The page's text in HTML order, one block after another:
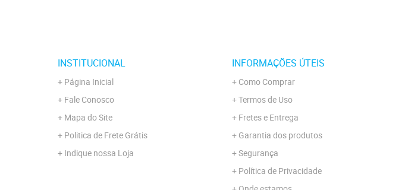
INSTITUCIONAL
Página Inicial
Fale Conosco
Mapa do Site
Politica de Frete Grátis
Indique nossa Loja
INFORMAÇÕES ÚTEIS
Como Comprar
Termos de Uso
Fretes e Entrega
Garantia dos produtos
Segurança
Política de Privacidade